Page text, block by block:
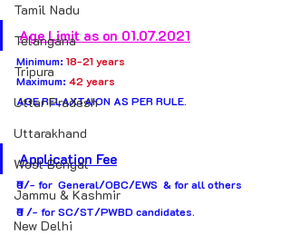
Tamil Nadu
Telangana
Tripura
Uttar Pradesh
Uttarakhand
West Bengal
Jammu & Kashmir
New Delhi
Age Limit as on 01.07.2021
Minimum: 18-21 years
Maximum: 42 years
AGE RELAXTAION AS PER RULE.
Application Fee
₹0/- for  General/OBC/EWS  & for all others
₹0 /- for SC/ST/PWBD candidates.